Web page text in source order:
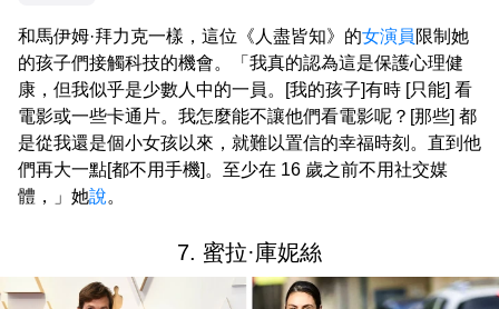
和馬伊姆·拜力克一樣，這位《人盡皆知》的女演員 限制她
的孩子們接觸科技的機會。「我真的認為這是保護心理健
康，但我似乎是少數人中的一員。[我的孩子]有時 [只能] 看
電影或一些卡通片。我怎麼能不讓他們看電影呢？[那些] 都
是從我還是個小女孩以來，就難以置信的幸福時刻。直到他
們再大一點[都不用手機]。至少在 16 歲之前不用社交媒
體，」她說。
7. 蜜拉·庫妮絲